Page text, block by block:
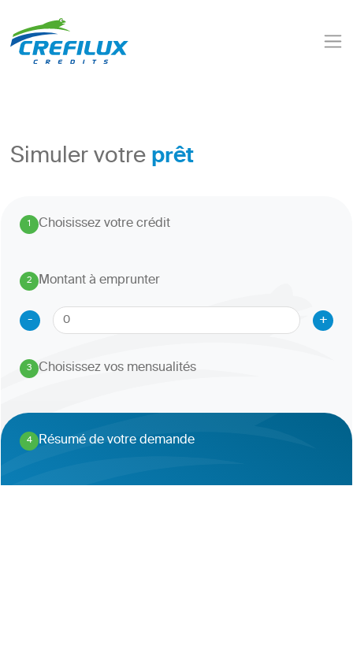
Simuler votreprêt
1. Choisissez votre crédit
2
.
Montant à emprunter
-
+
3
. Choisissez vos mensualités
4
. Résumé de votre demande